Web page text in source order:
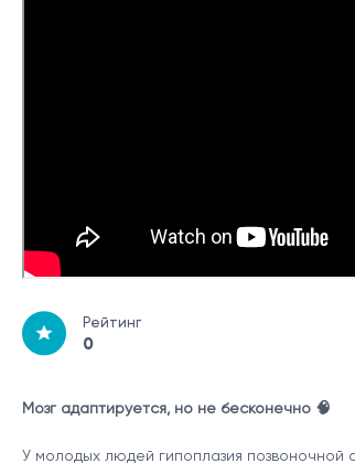
Рейтинг
0
Мозг адаптируется, но не бесконечно 🧠
У молодых людей гипоплазия